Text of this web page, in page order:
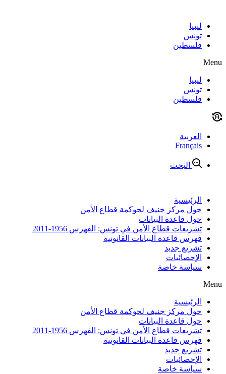
contentليبيا
تونس
فلسطين
Menu
ليبيا
تونس
فلسطين
العربية
Français
البحث
الرئيسية
حول مركز جنيف لحوكمة قطاع الأمن
حول قاعدة البيانات
تشريعات قطاع الأمن في تونس: الفهرس 1956-2011
فهرس قاعدة البيانات القانونية
تشريع جديد
الإحصائيات
سياسة خاصة
Menu
الرئيسية
حول مركز جنيف لحوكمة قطاع الأمن
حول قاعدة البيانات
تشريعات قطاع الأمن في تونس: الفهرس 1956-2011
فهرس قاعدة البيانات القانونية
تشريع جديد
الإحصائيات
سياسة خاصة